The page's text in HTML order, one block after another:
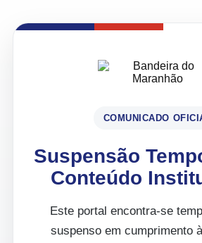
COMUNICADO
Suspensão
Conteúdo
Este portal encontra-se
suspenso em cumprimento